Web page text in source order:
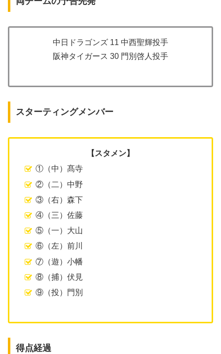
中日ドラゴンズ 11 中西聖輝投手
阪神タイガース 30 門別啓人投手
スターティングメンバー
【スタメン】
①（中）髙寺
②（二）中野
③（右）森下
④（三）佐藤
⑤（一）大山
⑥（左）前川
⑦（遊）小幡
⑧（捕）伏見
⑨（投）門別
得点経過